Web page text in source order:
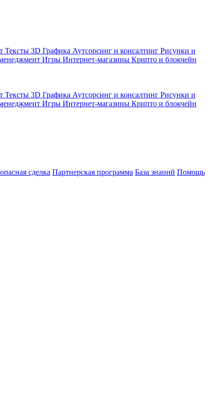
Тексты 3D Графика Аутсорсинг и консалтинг Рисунки и
Игры Интернет-магазины Крипто и блокчейн
Тексты 3D Графика Аутсорсинг и консалтинг Рисунки и
Игры Интернет-магазины Крипто и блокчейн
сделка Партнерская программа База знаний Помощь